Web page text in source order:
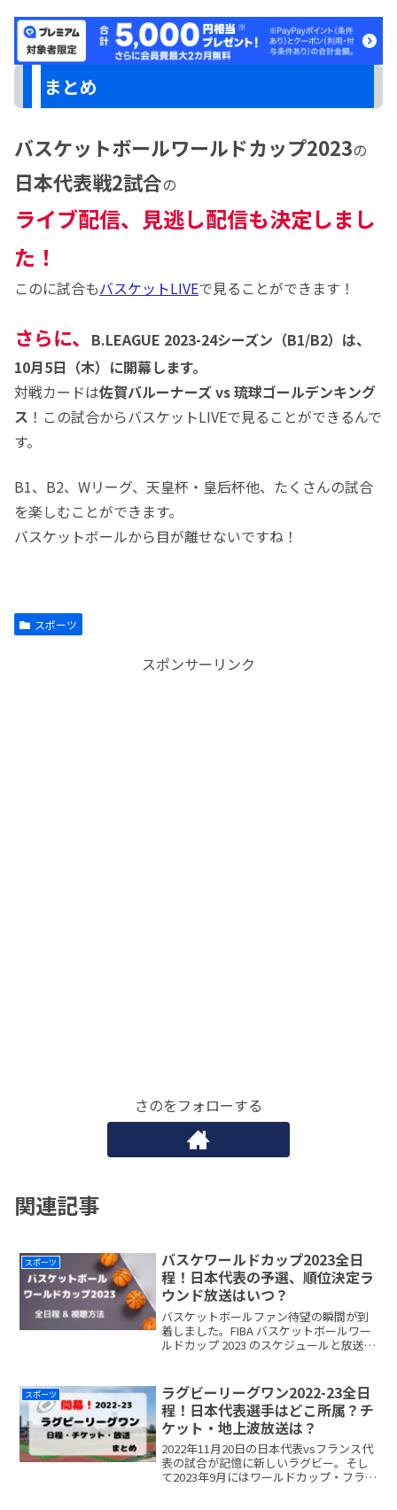
まとめ
バスケットボールワールドカップ2023の
日本代表戦2試合の
ライブ配信、見逃し配信も決定しまし
た！
このに試合もバスケットLIVEで見ることができます！
さらに、
B.LEAGUE 2023-24シーズン（B1/B2）は、
10月5日（木）に開幕します。
対戦カードは佐賀バルーナーズ vs 琉球ゴールデンキング
ス ！この試合からバスケットLIVEで見ることができるんで
す。
B1、B2、Wリーグ、天皇杯・皇后杯他、たくさんの試合
を楽しむことができます。
バスケットボールから目が離せないですね！
スポーツ
スポンサーリンク
さのをフォローする
関連記事
スポーツ
バスケワールドカップ2023全日
程！日本代表の予選、順位決定ラ
ウンド放送はいつ？
バスケットボールファン待望の瞬間が到
着しました。FIBA バスケットボールワー
ルドカップ 2023 のスケジュールと放送情
トを探りながら、バスケットボールの祭
典に伺いまreadmore...
スポーツ
ラグビーリーグワン2022-23全日
程！日本代表選手はどこ所属？チ
ケット・地上波放送は？
2022年11月20日の日本代表vsフランス代
表の試合が記憶に新しいラグビー。そし
て2023年9月にはワールドカップ・フラン